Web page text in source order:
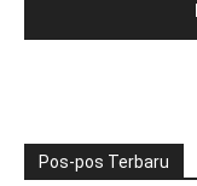
Pos-pos Terbaru